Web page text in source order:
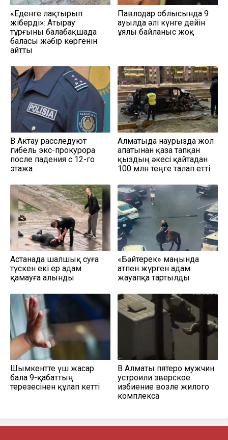
«Еденге лақтырып
жіберді»: Атырау
тұрғыны балабақшада
баласы жәбір көргенін
айтты
Павлодар облысында 9
ауылда әлі күнге дейін
ұялы байланыс жоқ
В Актау расследуют
гибель экс-прокурора
после падения с 12-го
этажа
Алматыда наурызда жол
апатынан қаза тапқан
қыздың әкесі қайтадан
100 млн теңге талап етті
Астанада шалшық суға
түскен екі ер адам
қамауға алынды
«Бәйтерек» маңында
атпен жүрген адам
жауапқа тартылды
Шымкентте үш жасар
бала 9-қабаттың
терезесінен құлап кетті
В Алматы пятеро мужчин
устроили зверское
избиение возле жилого
комплекса